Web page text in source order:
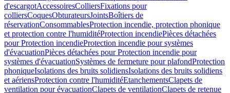
d'escargotAccessoiresColliersFixations pour
colliersCoquesObturateursJointsBoîtiers de
réservationConsommablesProtection incendie, protection phonique
et protection contre l'humiditéProtection incendiePièces détachées
pour Protection incendieProtection incendie pour systèmes
d'évacuationPièces détachées pour Protection incendie pour
systèmes d'évacuationSystèmes de fermeture pour plafondProtection
phoniqueIsolations des bruits solidiensIsolations des bruits solidiens
et aériensProtection contre l'humiditéEtanchementsClapets de
ventilation pour évacuationClapets de ventilationClapets de retenue